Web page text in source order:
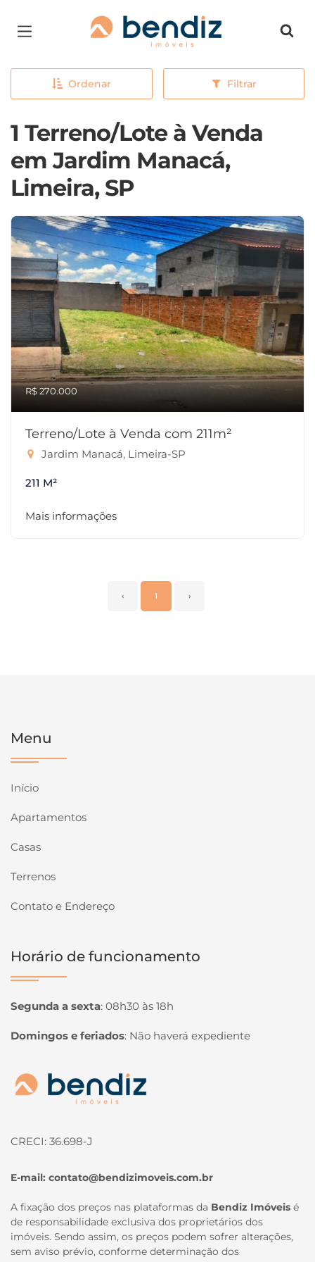
Página inicial
Ordenar Filtrar
1 Terreno/Lote à Venda
em Jardim Manacá,
Limeira, SP
R$ 270.000
Terreno/Lote à Venda com 211m²
Jardim Manacá, Limeira-SP
211 M²
Mais informações
‹ 1 ›
Menu
Início
Apartamentos
Casas
Terrenos
Contato e Endereço
Horário de funcionamento
Segunda a sexta: 08h30 às 18h
Domingos e feriados: Não haverá expediente
Página inicial
CRECI: 36.698-J
E-mail: contato@bendizimoveis.com.br
A fixação dos preços nas plataformas da Bendiz Imóveis é
de responsabilidade exclusiva dos proprietários dos
imóveis. Sendo assim, os preços podem sofrer alterações,
sem aviso prévio, conforme determinação dos